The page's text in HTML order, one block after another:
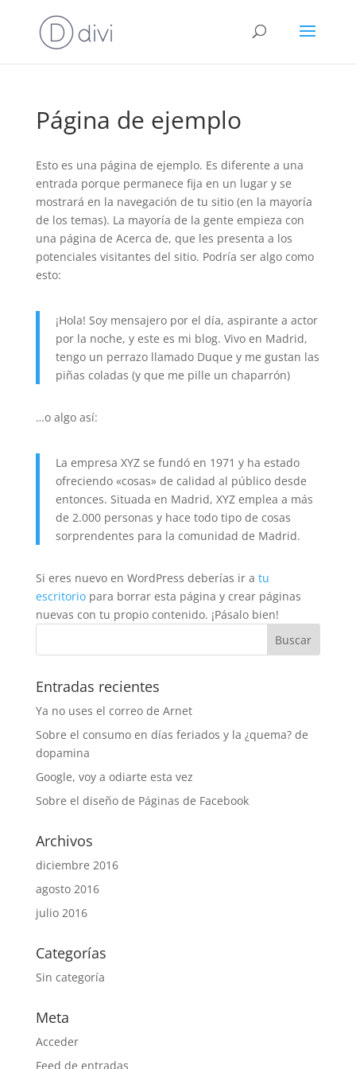
Página de ejemplo
Esto es una página de ejemplo. Es diferente a una
entrada porque permanece fija en un lugar y se
mostrará en la navegación de tu sitio (en la mayoría
de los temas). La mayoría de la gente empieza con
una página de Acerca de, que les presenta a los
potenciales visitantes del sitio. Podría ser algo como
esto:
¡Hola! Soy mensajero por el día, aspirante a actor
por la noche, y este es mi blog. Vivo en Madrid,
tengo un perrazo llamado Duque y me gustan las
piñas coladas (y que me pille un chaparrón)
…o algo así:
La empresa XYZ se fundó en 1971 y ha estado
ofreciendo «cosas» de calidad al público desde
entonces. Situada en Madrid, XYZ emplea a más
de 2.000 personas y hace todo tipo de cosas
sorprendentes para la comunidad de Madrid.
Si eres nuevo en WordPress deberías ir a tu
escritoriopara borrar esta página y crear páginas
nuevas con tu propio contenido. ¡Pásalo bien!
Entradas recientes
Ya no uses el correo de Arnet
Sobre el consumo en días feriados y la ¿quema? de
dopamina
Google, voy a odiarte esta vez
Sobre el diseño de Páginas de Facebook
Archivos
diciembre 2016
agosto 2016
julio 2016
Categorías
Sin categoría
Meta
Acceder
Feed de entradas